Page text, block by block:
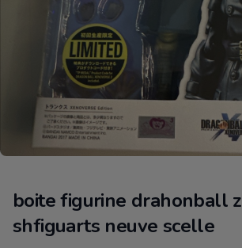
boite figurine drahonball z
shfiguarts neuve scelle